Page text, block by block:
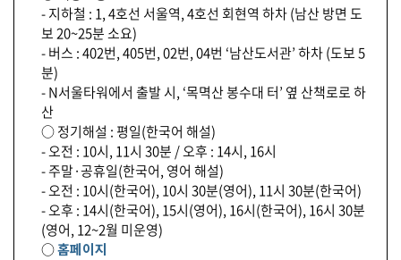
- 지하철 : 1, 4호선 서울역, 4호선 회현역 하차 (남산 방면 도
보 20~25분 소요)
- 버스 : 402번, 405번, 02번, 04번 ‘남산도서관’ 하차 (도보 5
분)
- N서울타워에서 출발 시, ‘목멱산 봉수대 터’ 옆 산책로로 하
산
○ 정기해설 : 평일(한국어 해설)
- 오전 : 10시, 11시 30분 / 오후 : 14시, 16시
- 주말·공휴일(한국어, 영어 해설)
- 오전 : 10시(한국어), 10시 30분(영어), 11시 30분(한국어)
- 오후 : 14시(한국어), 15시(영어), 16시(한국어), 16시 30분
(영어, 12~2월 미운영)
○홈페이지